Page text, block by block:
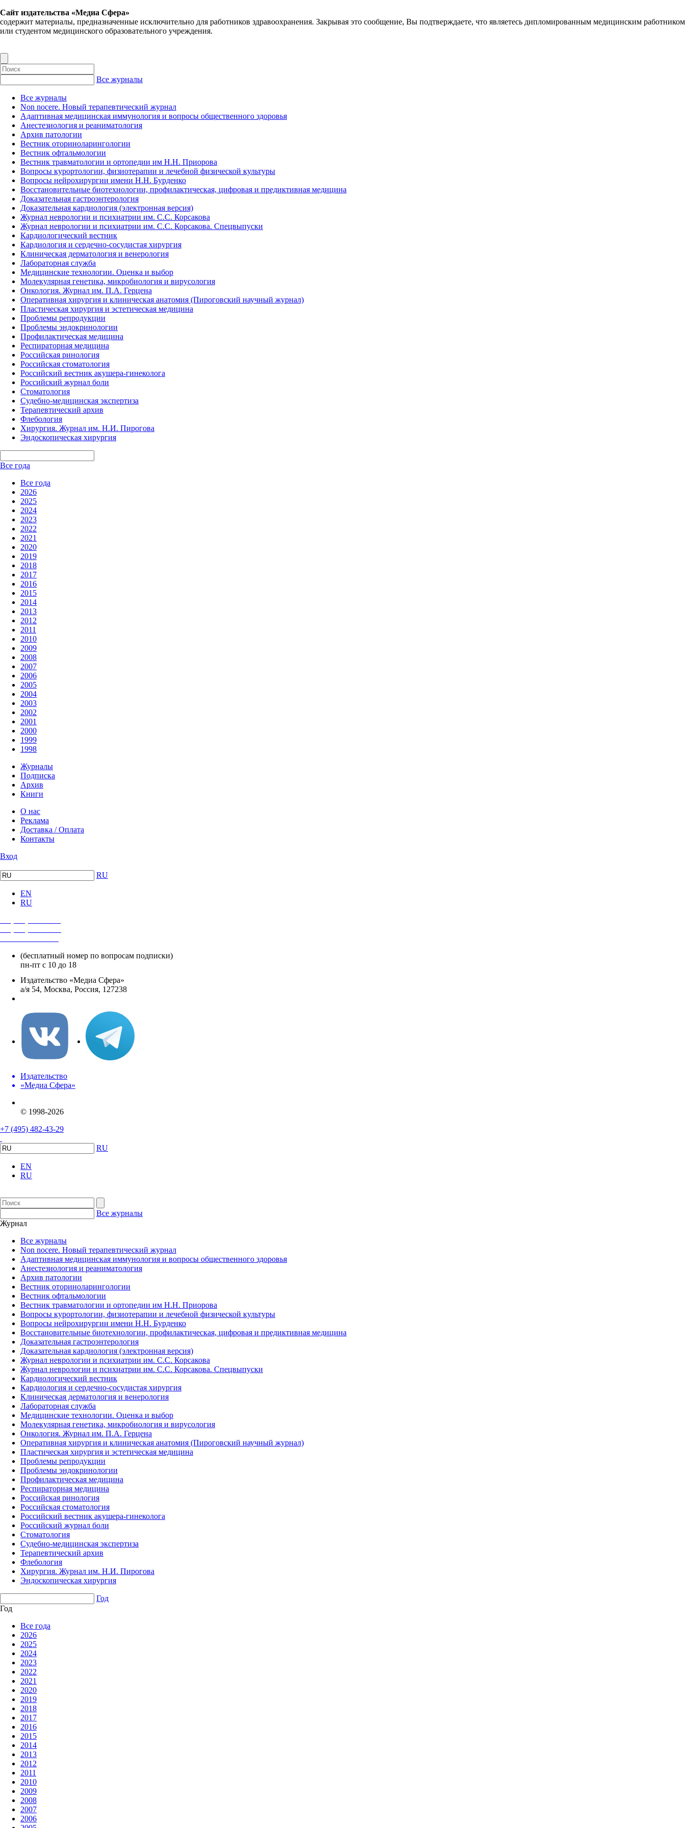
Сайт издательства «Медиа Сфера»
содержит материалы, предназначенные исключительно для работников здравоохранения. Закрывая это сообщение, Вы подтверждаете, что являетесь дипломированным медицинским работником
или студентом медицинского образовательного учреждения.
Все журналы
Все журналы
Non nocere. Новый терапевтический журнал
Адаптивная медицинская иммунология и вопросы общественного здоровья
Анестезиология и реаниматология
Архив патологии
Вестник оториноларингологии
Вестник офтальмологии
Вестник травматологии и ортопедии им Н.Н. Приорова
Вопросы курортологии, физиотерапии и лечебной физической культуры
Вопросы нейрохирургии имени Н.Н. Бурденко
Восстановительные биотехнологии, профилактическая, цифровая и предиктивная медицина
Доказательная гастроэнтерология
Доказательная кардиология (электронная версия)
Журнал неврологии и психиатрии им. С.С. Корсакова
Журнал неврологии и психиатрии им. С.С. Корсакова. Спецвыпуски
Кардиологический вестник
Кардиология и сердечно-сосудистая хирургия
Клиническая дерматология и венерология
Лабораторная служба
Медицинские технологии. Оценка и выбор
Молекулярная генетика, микробиология и вирусология
Онкология. Журнал им. П.А. Герцена
Оперативная хирургия и клиническая анатомия (Пироговский научный журнал)
Пластическая хирургия и эстетическая медицина
Проблемы репродукции
Проблемы эндокринологии
Профилактическая медицина
Респираторная медицина
Российская ринология
Российская стоматология
Российский вестник акушера-гинеколога
Российский журнал боли
Стоматология
Судебно-медицинская экспертиза
Терапевтический архив
Флебология
Хирургия. Журнал им. Н.И. Пирогова
Эндоскопическая хирургия
Все года
Все года
2026
2025
2024
2023
2022
2021
2020
2019
2018
2017
2016
2015
2014
2013
2012
2011
2010
2009
2008
2007
2006
2005
2004
2003
2002
2001
2000
1999
1998
Журналы
Подписка
Архив
Книги
О нас
Реклама
Доставка / Оплата
Контакты
Вход
RU
EN
RU
(бесплатный номер по вопросам подписки)
пн-пт с 10 до 18
Издательство «Медиа Сфера»
а/я 54, Москва, Россия, 127238
Издательство
«Медиа Сфера»
© 1998-2026
+7 (495) 482-43-29
RU
EN
RU
Все журналы
Журнал
Все журналы
Non nocere. Новый терапевтический журнал
Адаптивная медицинская иммунология и вопросы общественного здоровья
Анестезиология и реаниматология
Архив патологии
Вестник оториноларингологии
Вестник офтальмологии
Вестник травматологии и ортопедии им Н.Н. Приорова
Вопросы курортологии, физиотерапии и лечебной физической культуры
Вопросы нейрохирургии имени Н.Н. Бурденко
Восстановительные биотехнологии, профилактическая, цифровая и предиктивная медицина
Доказательная гастроэнтерология
Доказательная кардиология (электронная версия)
Журнал неврологии и психиатрии им. С.С. Корсакова
Журнал неврологии и психиатрии им. С.С. Корсакова. Спецвыпуски
Кардиологический вестник
Кардиология и сердечно-сосудистая хирургия
Клиническая дерматология и венерология
Лабораторная служба
Медицинские технологии. Оценка и выбор
Молекулярная генетика, микробиология и вирусология
Онкология. Журнал им. П.А. Герцена
Оперативная хирургия и клиническая анатомия (Пироговский научный журнал)
Пластическая хирургия и эстетическая медицина
Проблемы репродукции
Проблемы эндокринологии
Профилактическая медицина
Респираторная медицина
Российская ринология
Российская стоматология
Российский вестник акушера-гинеколога
Российский журнал боли
Стоматология
Судебно-медицинская экспертиза
Терапевтический архив
Флебология
Хирургия. Журнал им. Н.И. Пирогова
Эндоскопическая хирургия
Год
Год
Все года
2026
2025
2024
2023
2022
2021
2020
2019
2018
2017
2016
2015
2014
2013
2012
2011
2010
2009
2008
2007
2006